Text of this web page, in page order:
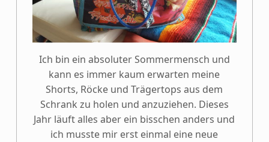
Ich bin ein absoluter Sommermensch und
kann es immer kaum erwarten meine
Shorts, Röcke und Trägertops aus dem
Schrank zu holen und anzuziehen. Dieses
Jahr läuft alles aber ein bisschen anders und
ich musste mir erst einmal eine neue